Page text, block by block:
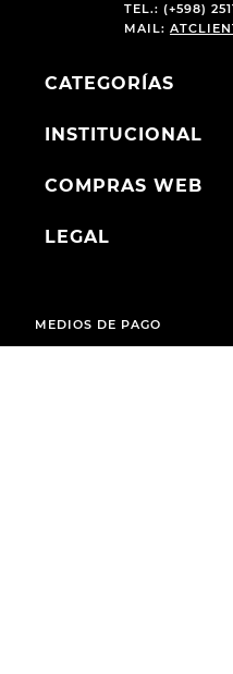
TEL.: (+598)
MAIL:
CATEGORÍAS
INSTITUCIONAL
COMPRAS WEB
LEGAL
MEDIOS DE PAGO